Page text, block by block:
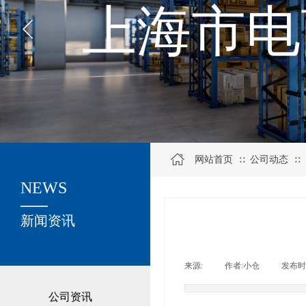
上海市
公司资讯
关于我们
新闻资讯
NEWS
网站首页 ∷ 公司动态 ∷
来源: 作者:小仓 发布